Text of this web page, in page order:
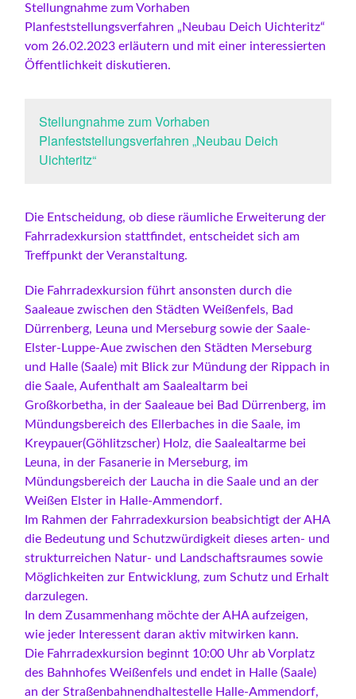
Stellungnahme zum Vorhaben
Planfeststellungsverfahren „Neubau Deich Uichteritz“
vom 26.02.2023 erläutern und mit einer interessierten
Öffentlichkeit diskutieren.
Stellungnahme zum Vorhaben
Planfeststellungsverfahren „Neubau Deich
Uichteritz“
Die Entscheidung, ob diese räumliche Erweiterung der
Fahrradexkursion stattfindet, entscheidet sich am
Treffpunkt der Veranstaltung.
Die Fahrradexkursion führt ansonsten durch die
Saaleaue zwischen den Städten Weißenfels, Bad
Dürrenberg, Leuna und Merseburg sowie der Saale-
Elster-Luppe-Aue zwischen den Städten Merseburg
und Halle (Saale) mit Blick zur Mündung der Rippach in
die Saale, Aufenthalt am Saalealtarm bei
Großkorbetha, in der Saaleaue bei Bad Dürrenberg, im
Mündungsbereich des Ellerbaches in die Saale, im
Kreypauer(Göhlitzscher) Holz, die Saalealtarme bei
Leuna, in der Fasanerie in Merseburg, im
Mündungsbereich der Laucha in die Saale und an der
Weißen Elster in Halle-Ammendorf.
Im Rahmen der Fahrradexkursion beabsichtigt der AHA
die Bedeutung und Schutzwürdigkeit dieses arten- und
strukturreichen Natur- und Landschaftsraumes sowie
Möglichkeiten zur Entwicklung, zum Schutz und Erhalt
darzulegen.
In dem Zusammenhang möchte der AHA aufzeigen,
wie jeder Interessent daran aktiv mitwirken kann.
Die Fahrradexkursion beginnt 10:00 Uhr ab Vorplatz
des Bahnhofes Weißenfels und endet in Halle (Saale)
an der Straßenbahnendhaltestelle Halle-Ammendorf,